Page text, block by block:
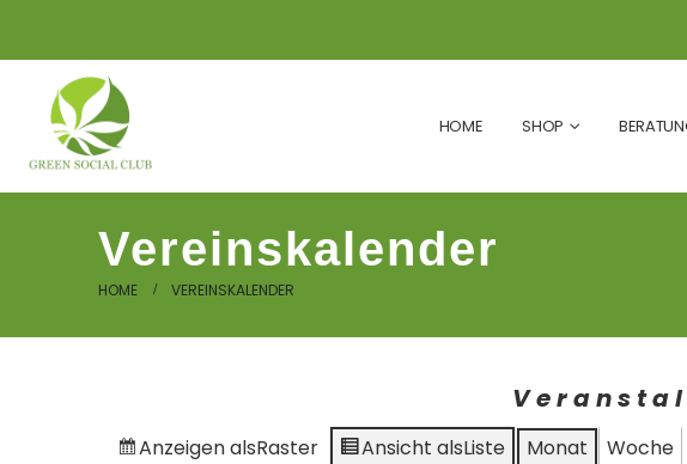
HOME SHOP
Vereinskalender
HOME VEREINSKALENDER
Anzeigen alsRaster Ansicht alsListe Monat Woche